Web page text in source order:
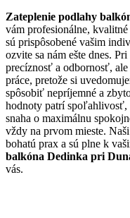
Zateplenie podlahy
vám profesionálne,
sú prispôsobené vašim
ozvite sa nám ešte dnes.
precíznosť a odbornosť,
práce, pretože si
spôsobiť nepríjemné a
hodnoty patrí spoľahlivosť,
snaha o maximálnu
vždy na prvom mieste.
bohatú prax a sú plne k
balkóna Dedinka pri
vás.